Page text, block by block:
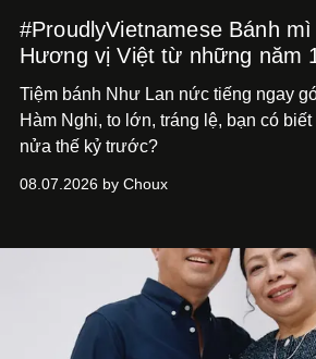
#ProudlyVietnamese Bánh
Hương vị Việt từ những năm
Tiệm bánh Như Lan nức tiếng ngay
Hàm Nghi, to lớn, tráng lệ, bạn có
nửa thế kỷ trước?
08.07.2026 by Choux